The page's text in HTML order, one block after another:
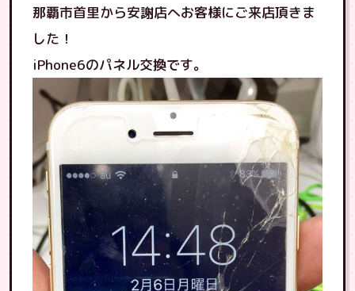
那覇市首里から安謝店へお客様にご来店頂きま
した！
iPhone6のパネル交換です。